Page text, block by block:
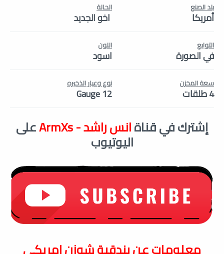
بلد الصنع
أمريكا
الحالة
اخو الجديد
التوابع
في الصورة
اللون
اسود
سعة المخزن
4 طلقات
نوع وعيار الذخيره
12 Gauge
إشترك في قناةانس راشد - ArmXs على
اليوتيوب